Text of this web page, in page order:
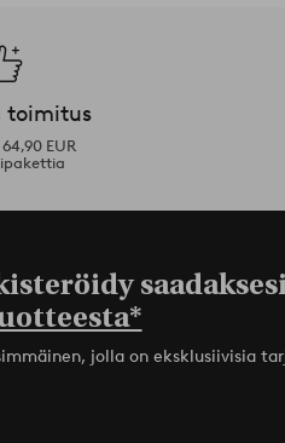
toimitus
EUR
jolla on eksklusiivisia